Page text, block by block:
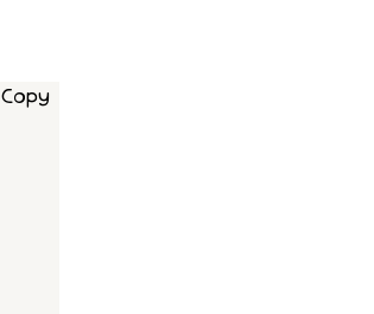
Copy